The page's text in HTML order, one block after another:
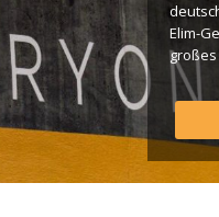
Elim-